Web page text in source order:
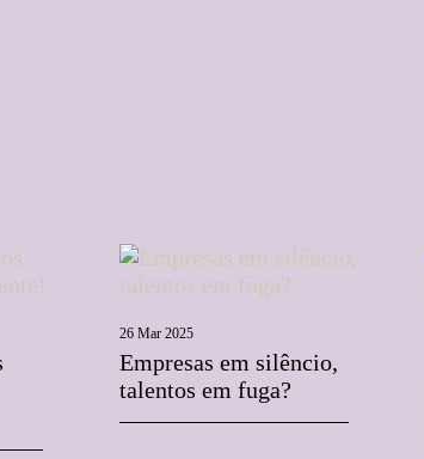
26 Mar 2025
Empresas em silêncio,
talentos em fuga?